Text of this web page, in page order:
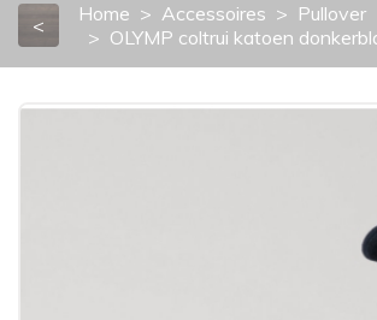
< Home Accessoires
Pullover
OLYMP coltrui katoen